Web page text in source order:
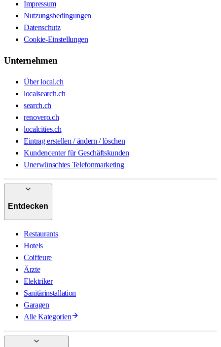
Impressum
Nutzungsbedingungen
Datenschutz
Cookie-Einstellungen
Unternehmen
Über local.ch
localsearch.ch
search.ch
renovero.ch
localcities.ch
Eintrag erstellen / ändern / löschen
Kundencenter für Geschäftskunden
Unerwünschtes Telefonmarketing
Entdecken
Restaurants
Hotels
Coiffeure
Ärzte
Elektriker
Sanitärinstallation
Garagen
Alle Kategorien